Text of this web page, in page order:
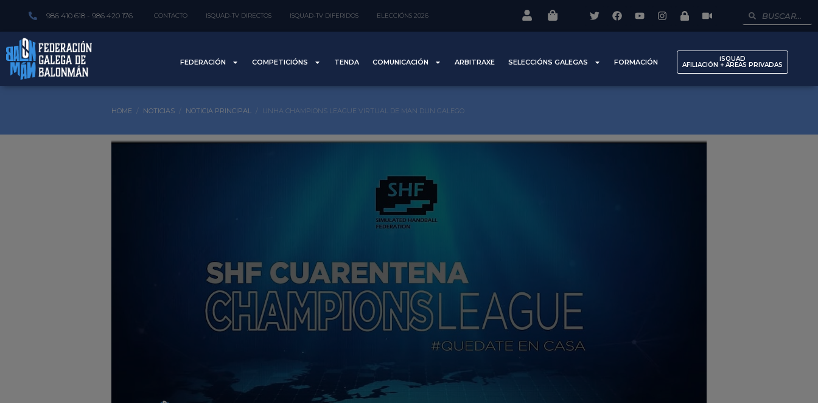
986 410 618 - 986 420 176 CONTACTO ISQUAD-TV DIRECTOS ISQUAD-TV DIFERIDOS ELECCIÓNS 2026
FEDERACIÓN COMPETICIÓNS TENDA COMUNICACIÓN ARBITRAXE SELECCIÓNS GALEGAS FORMACIÓN iSQUAD
AFILIACIÓN + AREAS PRIVADAS
HOME NOTICIAS NOTICIA PRINCIPAL UNHA CHAMPIONS LEAGUE VIRTUAL DE MAN DUN GALEGO